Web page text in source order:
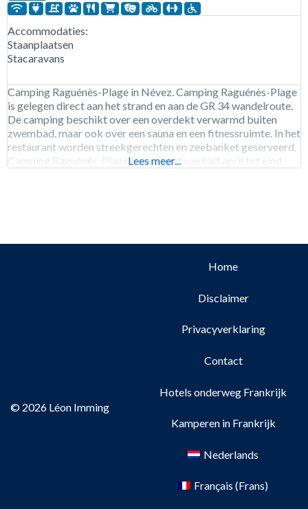
Accommodaties:
Staanplaatsen
Stacaravans
Camping Raguénès-Plage in Névez. Camping Raguénès-Plage
is gelegen direct aan het strand en aan de GR 34 wandelroute.
De camping beschikt over een overdekt verwarmd buiten
zwembad, maar ook over een sauna en een fitnessruimte. In het
restaurant worden streekgerechten en zeebanket geserveerd.
Camping Raguénès-Plage is geopend van half april tot eind
Lees meer...
© 2026 Léon Imming
Home
Disclaimer
Privacyverklaring
Contact
Hotels onderweg Frankrijk
Kamperen in Frankrijk
Nederlands
Français (Frans)